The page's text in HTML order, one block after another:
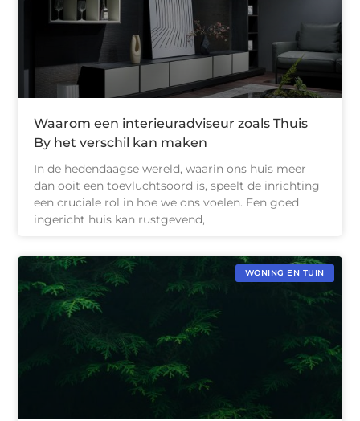
Waarom een interieuradviseur zoals Thuis
By het verschil kan maken
In de hedendaagse wereld, waarin ons huis meer
dan ooit een toevluchtsoord is, speelt de inrichting
een cruciale rol in hoe we ons voelen. Een goed
ingericht huis kan rustgevend,
WONING EN TUIN